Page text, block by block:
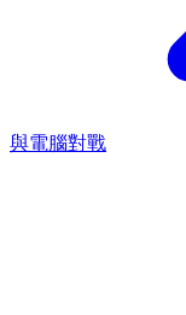
與電腦對戰